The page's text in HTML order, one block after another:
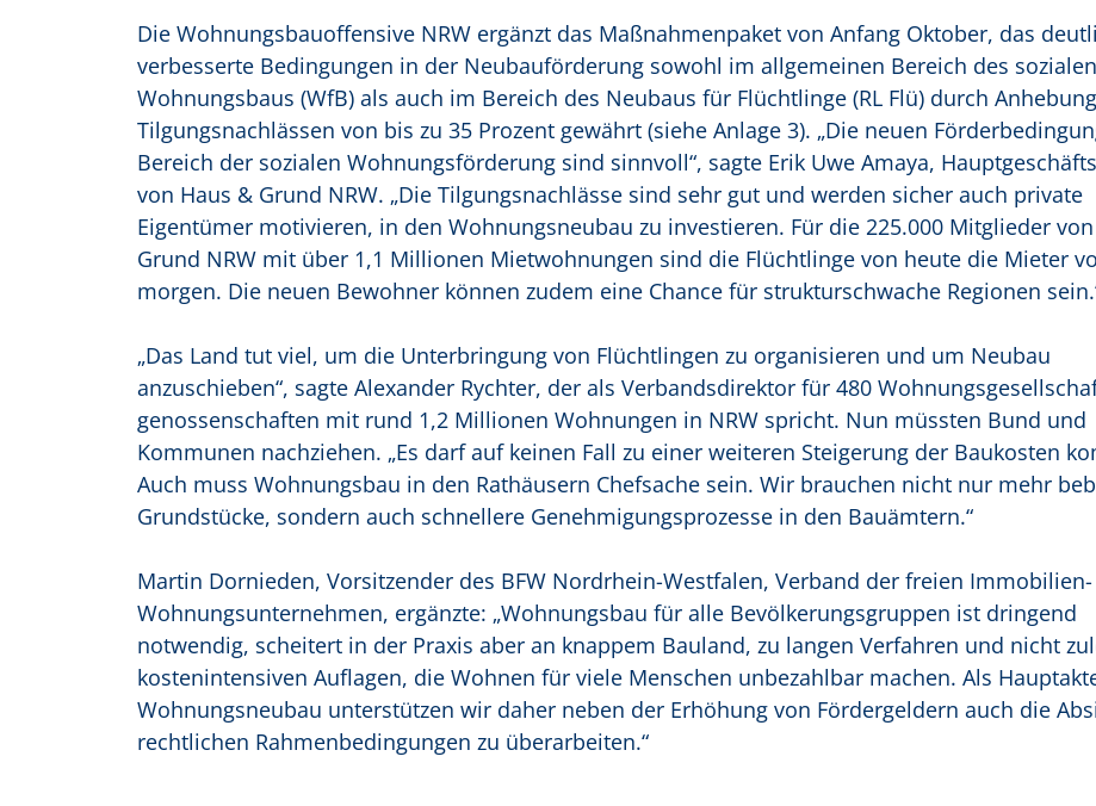
Die Wohnungsbauoffensive NRW ergänzt das Maßnahmenpaket von Anfang Oktober, das
verbesserte Bedingungen in der Neubauförderung sowohl im allgemeinen Bereich des sozialen
Wohnungsbaus (WfB) als auch im Bereich des Neubaus für Flüchtlinge (RL Flü) durch
Tilgungsnachlässen von bis zu 35 Prozent gewährt (siehe Anlage 3). „Die neuen
Bereich der sozialen Wohnungsförderung sind sinnvoll“, sagte Erik Uwe Amaya,
von Haus & Grund NRW. „Die Tilgungsnachlässe sind sehr gut und werden sicher auch private
Eigentümer motivieren, in den Wohnungsneubau zu investieren. Für die 225.000 Mitglieder
Grund NRW mit über 1,1 Millionen Mietwohnungen sind die Flüchtlinge von heute die Mieter
morgen. Die neuen Bewohner können zudem eine Chance für strukturschwache Regionen
„Das Land tut viel, um die Unterbringung von Flüchtlingen zu organisieren und um Neubau
anzuschieben“, sagte Alexander Rychter, der als Verbandsdirektor für 480
genossen­schaften mit rund 1,2 Millionen Wohnungen in NRW spricht. Nun müssten Bund und
Kommunen nachziehen. „Es darf auf keinen Fall zu einer weiteren Steigerung der Baukosten
Auch muss Wohnungsbau in den Rathäusern Chefsache sein. Wir brauchen nicht nur mehr
Grundstücke, sondern auch schnellere Genehmigungsprozesse in den Bauämtern.“
Martin Dornieden, Vorsitzender des BFW Nordrhein-Westfalen, Verband der freien
Wohnungsunternehmen, ergänzte: „Wohnungsbau für alle Bevölkerungsgruppen ist dringend
notwendig, scheitert in der Praxis aber an knappem Bauland, zu langen Verfahren und nicht
kostenintensiven Auflagen, die Wohnen für viele Menschen unbezahlbar machen. Als
Wohnungsneubau unterstützen wir daher neben der Erhöhung von Fördergeldern auch die
rechtlichen Rahmenbedingungen zu überarbeiten.“